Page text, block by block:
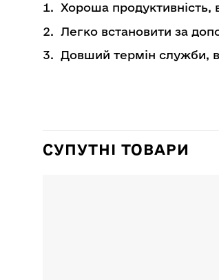
Хороша продуктивність,
Легко встановити за
Довший термін служби,
СУПУТНІ ТОВАРИ